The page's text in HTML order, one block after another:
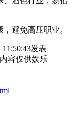
避免高压职业。
发表
容仅供娱乐